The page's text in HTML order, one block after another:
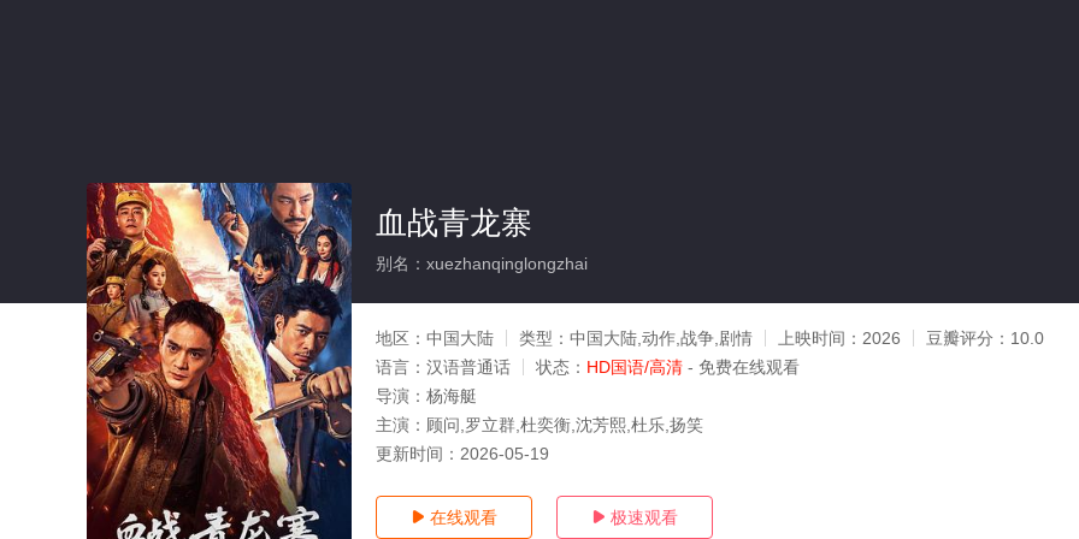
血战青龙寨
别名：xuezhanqinglongzhai
地区： 中国大陆 类型： 中国大陆,动作,战争,剧情 上映时间： 2026 豆瓣评分： 10.0
语言： 汉语普通话 状态： HD国语/高清 - 免费在线观看
导演： 杨海艇
主演： 顾问,罗立群,杜奕衡,沈芳熙,杜乐,扬笑
更新时间： 2026-05-19
 在线观看  极速观看